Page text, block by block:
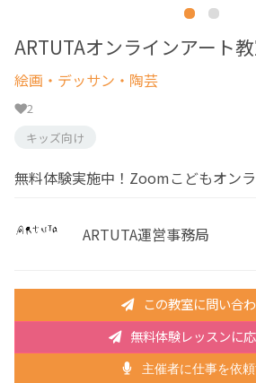
ARTUTAオンラインアート
絵画・デッサン・陶芸
2
キッズ向け
無料体験実施中！Zoomこどもオン
ARTUTA運営事務局
この教室に問い合
無料体験レッスンに
主催者に仕事を依